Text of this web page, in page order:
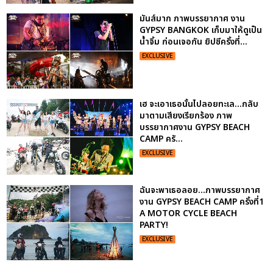
มันส์มาก ภาพบรรยากาศ งาน
GYPSY BANGKOK เก็บมาให้ดูเป็น
น้ำจิ้ม ก่อนเจอกัน ยิปซีครั้งที่...
EXCLUSIVE
เฮ จะเอาเธอนั้นไปลอยทะเล...กลับ
มาตามเสียงเรียกร้อง ภาพ
บรรยากาศงาน GYPSY BEACH
CAMP ครั...
EXCLUSIVE
ฉันจะพาเธอลอย...ภาพบรรยากาศ
งาน GYPSY BEACH CAMP ครั้งที่1
A MOTOR CYCLE BEACH
PARTY!
EXCLUSIVE